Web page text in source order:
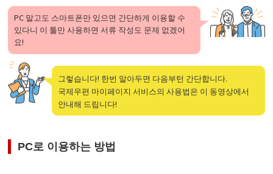
PC 말고도 스마트폰만 있으면 간단하게 이용할 수
있다니 이 툴만 사용하면 서류 작성도 문제 없겠어
요!
그렇습니다! 한번 알아두면 다음부턴 간단합니다.
국제우편 마이페이지 서비스의 사용법은 이 동영상에서
안내해 드립니다!
PC로 이용하는 방법